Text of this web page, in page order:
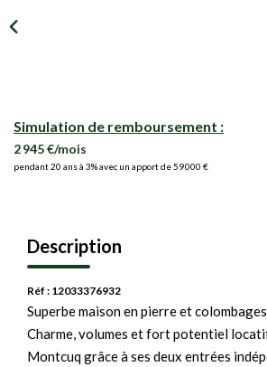
Simulation de remboursement :
2 945 €/mois
pendant 20 ans à 3% avec un apport de 59 000 €
Description
Réf : 12033376932
Superbe maison en pierre et
Charme, volumes et fort potentiel
Montcuq grâce à ses deux entrées